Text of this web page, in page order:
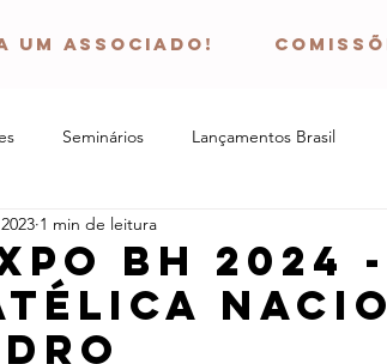
um associado!
Seminários Lançamentos Brasil
bh 2024
1 min de leitura